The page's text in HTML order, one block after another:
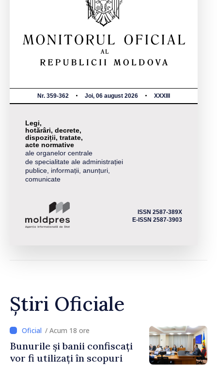
Nr. 359-362 Joi, 06 august 2026 XXXIII
Legi,
hotărâri, decrete,
dispoziții, tratate,
acte normative
ale organelor centrale
de specialitate ale administrației
publice, informații, anunțuri,
comunicate
ISSN 2587-389X
E-ISSN 2587-3903
Știri Oficiale
/ Acum 18 ore
Bunurile și banii confiscați
vor fi utilizați în scopuri